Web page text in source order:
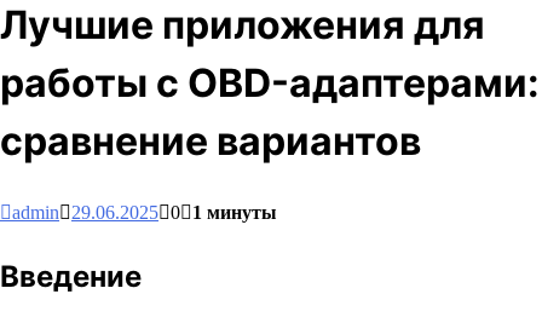
Лучшие приложения для
работы с OBD-адаптерами:
сравнение вариантов
admin 29.06.2025 0 1 минуты
Введение